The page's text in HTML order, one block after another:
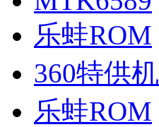
乐蛙ROM
360特供机
乐蛙ROM